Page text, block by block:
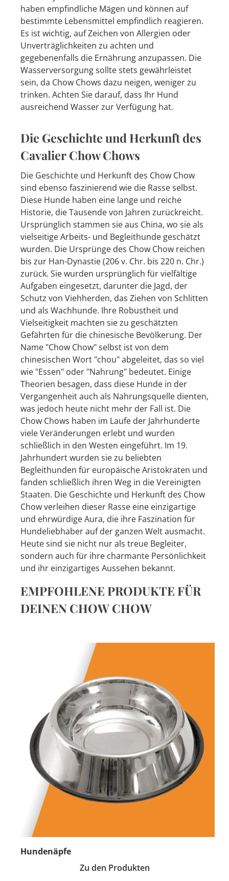
haben empfindliche Mägen und können auf
bestimmte Lebensmittel empfindlich reagieren.
Es ist wichtig, auf Zeichen von Allergien oder
Unverträglichkeiten zu achten und
gegebenenfalls die Ernährung anzupassen. Die
Wasserversorgung sollte stets gewährleistet
sein, da Chow Chows dazu neigen, weniger zu
trinken. Achten Sie darauf, dass Ihr Hund
ausreichend Wasser zur Verfügung hat.
Die Geschichte und Herkunft des
Cavalier Chow Chows
Die Geschichte und Herkunft des Chow Chow
sind ebenso faszinierend wie die Rasse selbst.
Diese Hunde haben eine lange und reiche
Historie, die Tausende von Jahren zurückreicht.
Ursprünglich stammen sie aus China, wo sie als
vielseitige Arbeits- und Begleithunde geschätzt
wurden. Die Ursprünge des Chow Chow reichen
bis zur Han-Dynastie (206 v. Chr. bis 220 n. Chr.)
zurück. Sie wurden ursprünglich für vielfältige
Aufgaben eingesetzt, darunter die Jagd, der
Schutz von Viehherden, das Ziehen von Schlitten
und als Wachhunde. Ihre Robustheit und
Vielseitigkeit machten sie zu geschätzten
Gefährten für die chinesische Bevölkerung. Der
Name "Chow Chow" selbst ist von dem
chinesischen Wort "chou" abgeleitet, das so viel
wie "Essen" oder "Nahrung" bedeutet. Einige
Theorien besagen, dass diese Hunde in der
Vergangenheit auch als Nahrungsquelle dienten,
was jedoch heute nicht mehr der Fall ist. Die
Chow Chows haben im Laufe der Jahrhunderte
viele Veränderungen erlebt und wurden
schließlich in den Westen eingeführt. Im 19.
Jahrhundert wurden sie zu beliebten
Begleithunden für europäische Aristokraten und
fanden schließlich ihren Weg in die Vereinigten
Staaten. Die Geschichte und Herkunft des Chow
Chow verleihen dieser Rasse eine einzigartige
und ehrwürdige Aura, die ihre Faszination für
Hundeliebhaber auf der ganzen Welt ausmacht.
Heute sind sie nicht nur als treue Begleiter,
sondern auch für ihre charmante Persönlichkeit
und ihr einzigartiges Aussehen bekannt.
EMPFOHLENE PRODUKTE FÜR
DEINEN CHOW CHOW
Hundenäpfe
Zu den Produkten